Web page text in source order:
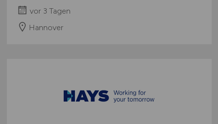
vor 3 Tagen
Hannover